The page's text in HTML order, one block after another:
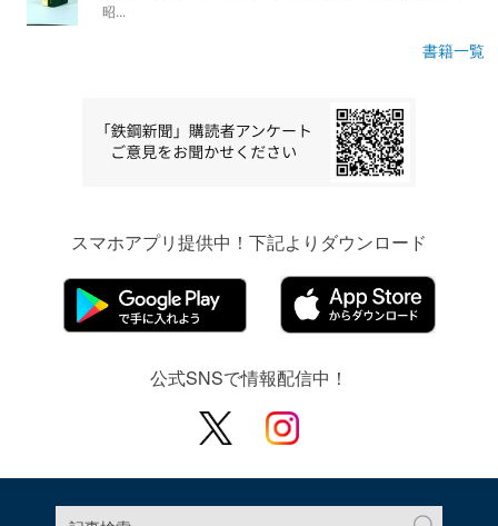
昭...
書籍一覧
スマホアプリ提供中！下記よりダウンロード
公式SNSで情報配信中！